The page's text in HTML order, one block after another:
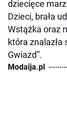
dziecięce
Dzieci, brała
Wstążka oraz
która
Gwiazd”.
Modaija.pl